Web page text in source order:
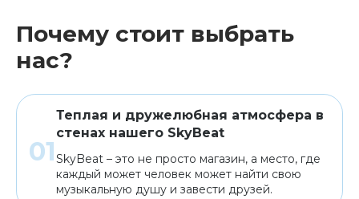
Почему стоит выбрать
нас?
Теплая и дружелюбная атмосфера в
стенах нашего SkyBeat
SkyBeat – это не просто магазин, а место, где
каждый может человек может найти свою
музыкальную душу и завести друзей.